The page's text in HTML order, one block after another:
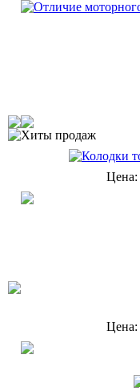
Хиты продаж
Цена:
Цена: